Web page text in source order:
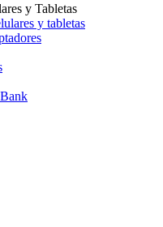
y Tabletas
y tabletas